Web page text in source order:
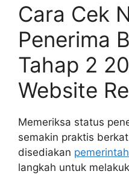
Cara Cek
Penerima
Tahap 2
Website
Memeriksa status
semakin praktis
disediakan pemerintah
langkah untuk